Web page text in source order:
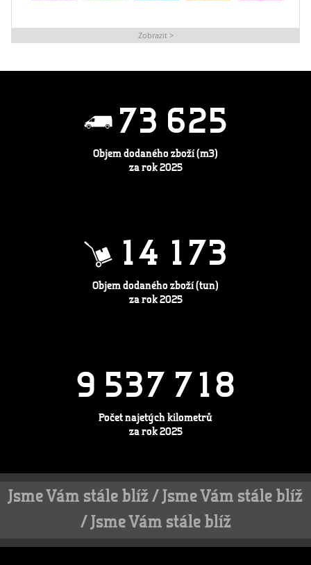
Zobrazit >
73 625
Objem dodaného zboží (m3)
za rok 2025
14 1 73
Objem dodaného zboží (tun)
za rok 2025
9 537 7 18
Počet najetých kilometrů
za rok 2025
Jsme Vám stále blíž / Jsme Vám stále blíž
/ Jsme Vám stále blíž